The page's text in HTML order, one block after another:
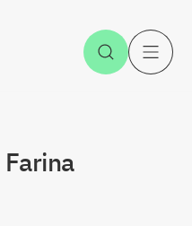
Suche